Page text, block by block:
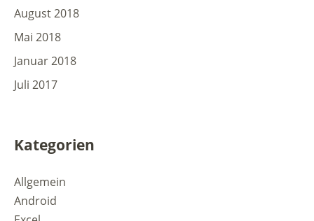
August 2018
Mai 2018
Januar 2018
Juli 2017
Kategorien
Allgemein
Android